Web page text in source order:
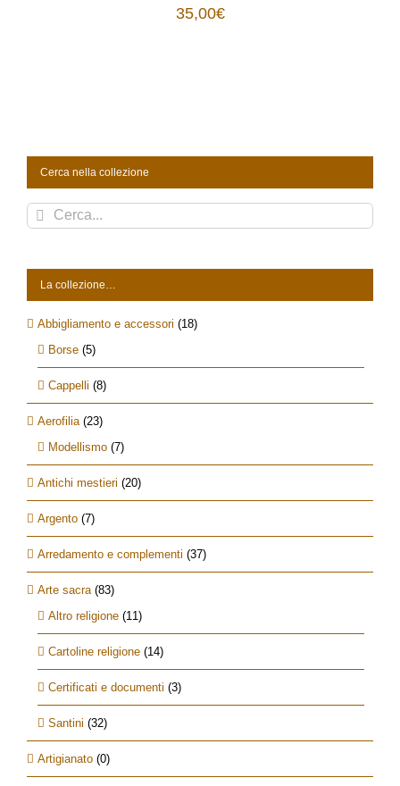
35,00€
Cerca nella collezione
Cerca
per:
La collezione…
Abbigliamento e accessori (18)
Borse (5)
Cappelli (8)
Aerofilia (23)
Modellismo (7)
Antichi mestieri (20)
Argento (7)
Arredamento e complementi (37)
Arte sacra (83)
Altro religione (11)
Cartoline religione (14)
Certificati e documenti (3)
Santini (32)
Artigianato (0)